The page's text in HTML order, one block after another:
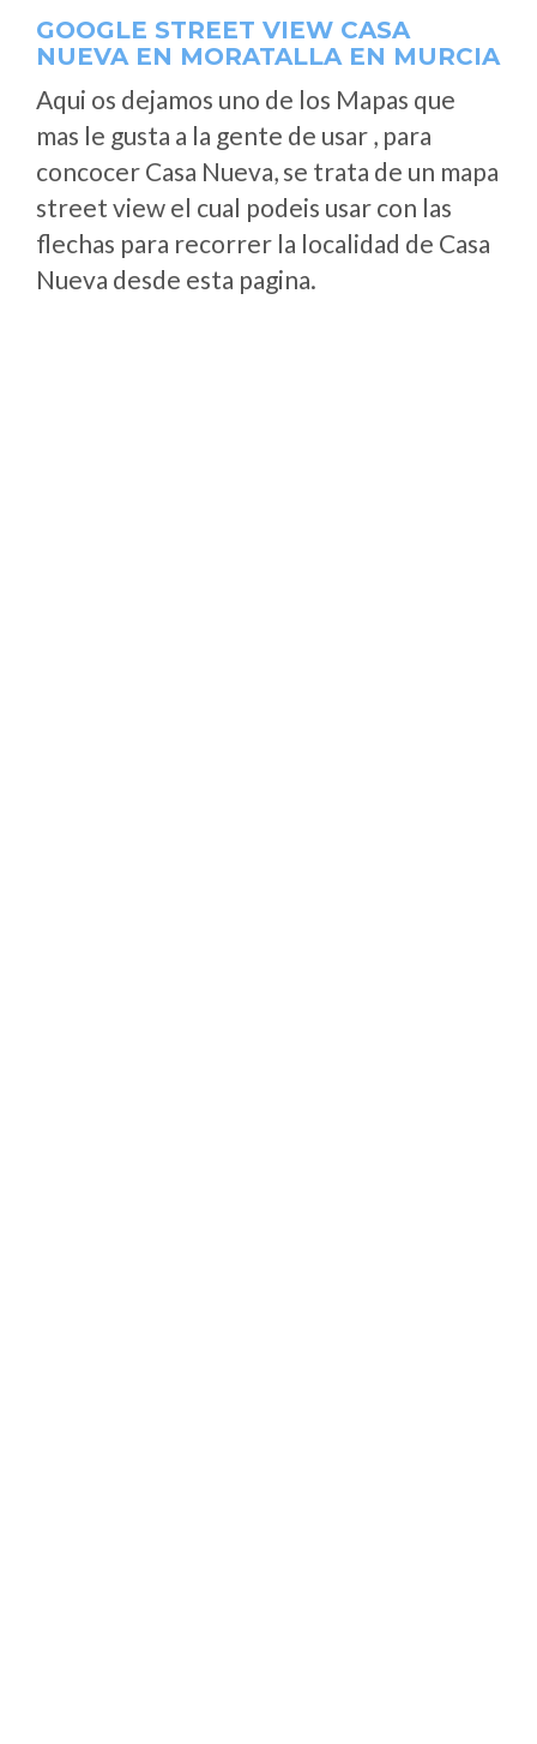
GOOGLE STREET VIEW CASA
NUEVA EN MORATALLA EN MURCIA
Aqui os dejamos uno de los Mapas que
mas le gusta a la gente de usar , para
concocer Casa Nueva, se trata de un mapa
street view el cual podeis usar con las
flechas para recorrer la localidad de Casa
Nueva desde esta pagina.